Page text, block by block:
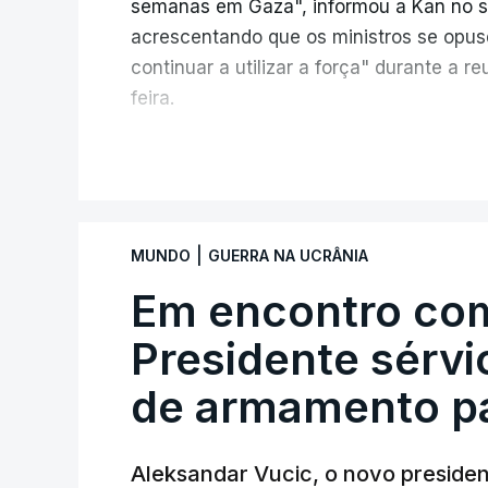
semanas em Gaza", informou a Kan no
acrescentando que os ministros se
continuar a utilizar a força" durante a
feira.
teve acesso às deliberações do
ficou por decidir a autorização formal
Internacional de Estabilização, um
Conselho da Paz promovido por Trump.
Meios de comunicação social israelitas
Segurança do país, que o órgão
quinta-feira a retoma dos ataques
MUNDO GUERRA NA UCRÂNIA
Em encontro
Presidente
de armamento
Aleksandar Vucic, o novo